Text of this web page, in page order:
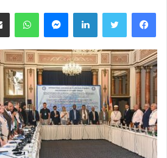
لينكدإن ماسنجر